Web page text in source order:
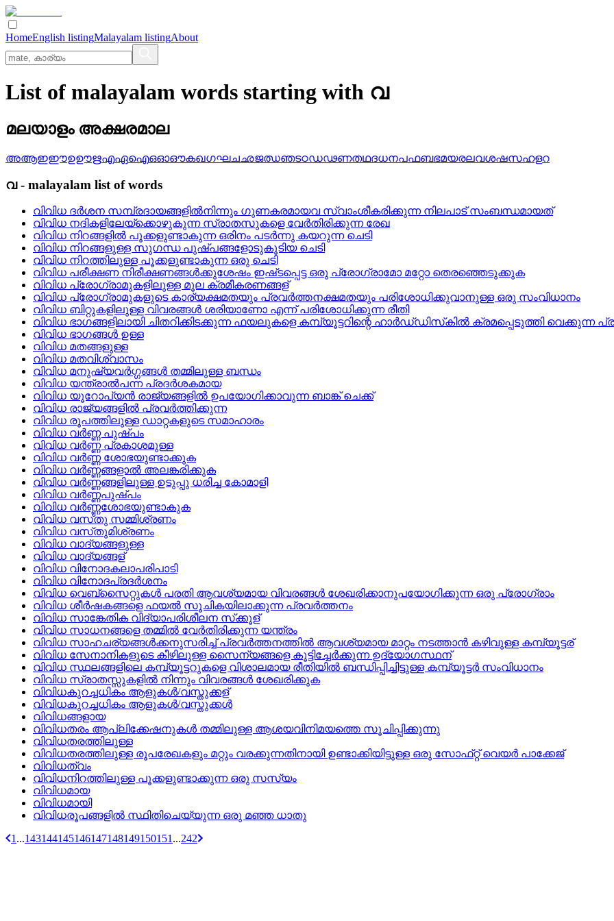
HomeEnglish listingMalayalam listingAbout
List of malayalam words starting with വ
മലയാളം അക്ഷരമാല
അആഇഈഉഊഋഎഏഐഒഓഔകഖഗഘചഛജഝഞടഠഡഢണതഥദധനപഫബഭമയരലവശഷസഹളറ
വ- malayalam list of words
വിവിധ ദർശന സമ്പ്രദായങ്ങളിൽനിന്നും ഗുണകരമായവ സ്വാംശീകരിക്കുന്ന നിലപാട് സംബന്ധമായത്
വിവിധ നദികളിലേയ്‌ക്കൊഴുകുന്ന സ്രാതസുകളെ വേര്‍തിരിക്കുന്ന രേഖ
വിവിധ നിറങ്ങളില്‍ പൂക്കളുണ്ടാകുന്ന ഒരിനം പടര്‍ന്നു കയറുന്ന ചെടി
വിവിധ നിറങ്ങളുള്ള സുഗന്ധ പുഷ്‌പങ്ങളോടുകൂടിയ ചെടി
വിവിധ നിറത്തിലുള്ള പൂക്കളുണ്ടാകുന്ന ഒരു ചെടി
വിവിധ പരീക്ഷണ നിരീക്ഷണങ്ങള്‍ക്കുശേഷം ഇഷ്‌ടപ്പെട്ട ഒരു പ്രോഗ്രാമോ മറ്റോ തെരഞ്ഞെടുക്കുക
വിവിധ പ്രോഗ്രാമുകളിലുള്ള മൂല ക്രമീകരണങ്ങള്
വിവിധ പ്രോഗ്രാമുകളുടെ കാര്യക്ഷമതയും പ്രവര്‍ത്തനക്ഷമതയും പരിശോധിക്കുവാനുള്ള ഒരു സംവിധാനം
വിവിധ ബിറ്റുകളിലുള്ള വിവരങ്ങള്‍ ശരിയാണോ എന്ന്‌ പരിശോധിക്കുന്ന രീതി
വിവിധ ഭാഗങ്ങളിലായി ചിതറിക്കിടക്കുന്ന ഫയലുകളെ കമ്പ്യൂട്ടറിന്റെ ഹാര്‍ഡ്‌ഡിസ്‌കില്‍ ക്രമപ്പെടുത്തി വെക്കുന്ന
വിവിധ ഭാഗങ്ങൾ ഉള്ള
വിവിധ മതങ്ങളുള്ള
വിവിധ മതവിശ്വാസം
വിവിധ മനുഷ്യവര്‍ഗ്ഗങ്ങള്‍ തമ്മിലുള്ള ബന്ധം
വിവിധ യന്ത്രാല്‍പന്ന പ്രദര്‍ശകമായ
വിവിധ യൂറോപ്യന്‍ രാജ്യങ്ങളില്‍ ഉപയോഗിക്കാവുന്ന ബാങ്ക്‌ ചെക്ക്
വിവിധ രാജ്യങ്ങളില്‍ പ്രവര്‍ത്തിക്കുന്ന
വിവിധ രൂപത്തിലുള്ള ഡാറ്റകളുടെ സമാഹാരം
വിവിധ വര്‍ണ്ണ പുഷ്‌പം
വിവിധ വര്‍ണ്ണ പ്രകാശമുള്ള
വിവിധ വര്‍ണ്ണ ശോഭയുണ്ടാക്കുക
വിവിധ വര്‍ണ്ണങ്ങളാല്‍ അലങ്കരിക്കുക
വിവിധ വര്‍ണ്ണങ്ങളിലുള്ള ഉടുപ്പു ധരിച്ച കോമാളി
വിവിധ വര്‍ണ്ണപുഷ്‌പം
വിവിധ വര്‍ണ്ണശോഭയുണ്ടാകുക
വിവിധ വസ്‌തു സമ്മിശ്രണം
വിവിധ വസ്‌തുമിശ്രണം
വിവിധ വാദ്യങ്ങളുള്ള
വിവിധ വാദ്യങ്ങള്
വിവിധ വിനോദകലാപരിപാടി
വിവിധ വിനോദപ്രദര്‍ശനം
വിവിധ വെബ്‌സൈറ്റുകള്‍ പരതി ആവശ്യമായ വിവരങ്ങള്‍ ശേഖരിക്കാനുപയോഗിക്കുന്ന ഒരു പ്രോഗ്രാം
വിവിധ ശീര്‍ഷകങ്ങളെ ഫയല്‍ സൂചികയിലാക്കുന്ന പ്രവര്‍ത്തനം
വിവിധ സാങ്കേതിക വിദ്യാപരിശീലന സ്‌ക്കൂള്
വിവിധ സാധനങ്ങളെ തമ്മില്‍ വേര്‍തിരിക്കുന്ന യന്ത്രം
വിവിധ സാഹചര്യങ്ങള്‍ക്കനുസരിച്ച്‌ പ്രവര്‍ത്തനത്തില്‍ ആവശ്യമായ മാറ്റം നടത്താന്‍ കഴിവുള്ള കമ്പ്യൂട്ടര്
വിവിധ സേനാനികളുടെ കീഴിലുള്ള സൈന്യങ്ങളെ കൂട്ടിച്ചേര്‍ക്കുന്ന ഉദ്യോഗസ്ഥന്
വിവിധ സ്ഥലങ്ങളിലെ കമ്പ്യൂട്ടറുകളെ വിശാലമായ രീതിയില്‍ ബന്ധിപ്പിച്ചിട്ടുള്ള കമ്പ്യൂട്ടര്‍ സംവിധാനം
വിവിധ സ്രാതസ്സുകളില്‍ നിന്നും വിവരങ്ങള്‍ ശേഖരിക്കുക
വിവിധകുറച്ചധികം ആളുകള്‍/വസ്തുക്കള്
വിവിധകുറച്ചധികം ആളുകള്‍/വസ്തുക്കള്‍
വിവിധങ്ങളായ
വിവിധതരം ആപ്ലിക്കേഷനുകള്‍ തമ്മിലുള്ള ആശയവിനിമയത്തെ സൂചിപ്പിക്കുന്നു
വിവിധതരത്തിലുള്ള
വിവിധതരത്തിലുള്ള രൂപരേഖകളും മറ്റും വരക്കുന്നതിനായി ഉണ്ടാക്കിയിട്ടുള്ള ഒരു സോഫ്‌റ്റ്‌ വെയര്‍ പാക്കേജ്
വിവിധത്വം
വിവിധനിറത്തിലുള്ള പൂക്കളുണ്ടാക്കുന്ന ഒരു സസ്യം
വിവിധമായ
വിവിധമായി
വിവിധരൂപങ്ങളില്‍ സ്ഥിതിചെയ്യുന്ന ഒരു മഞ്ഞ ധാതു
1 ...143144145146147148149150151 ...242